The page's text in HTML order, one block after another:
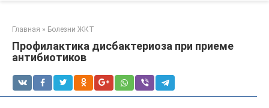
Главная » Болезни ЖКТ
Профилактика дисбактериоза при приеме
антибиотиков